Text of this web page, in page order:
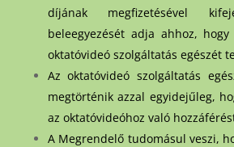
díjának megfizetésével
beleegyezését adja ahhoz,
oktatóvideó szolgáltatás egészét
Az oktatóvideó szolgáltatás
megtörténik azzal egyidejűleg,
az oktatóvideóhoz való
A Megrendelő tudomásul veszi,